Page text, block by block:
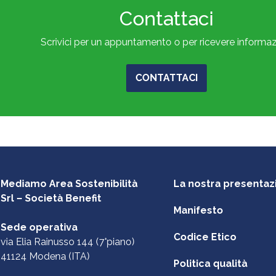
Contattaci
Scrivici per un appuntamento o per ricevere
CONTATTACI
Mediamo Area Sostenibilità
Srl – Società Benefit
Sede operativa
via Elia Rainusso 144 (7°piano)
41124 Modena (ITA)
La nostra
Manifesto
Codice Etico
Politica qualità